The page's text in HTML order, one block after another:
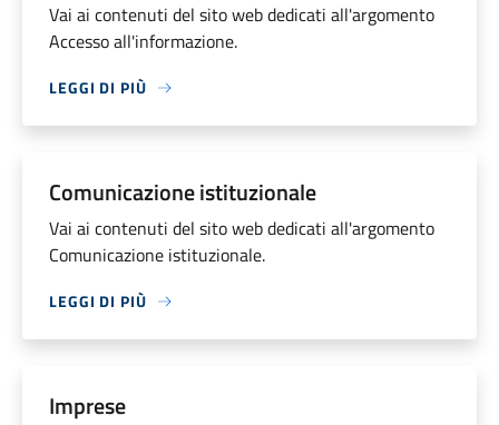
Vai ai contenuti del sito web dedicati all'argomento
Accesso all'informazione.
LEGGI DI PIÙ
Comunicazione istituzionale
Vai ai contenuti del sito web dedicati all'argomento
Comunicazione istituzionale.
LEGGI DI PIÙ
Imprese